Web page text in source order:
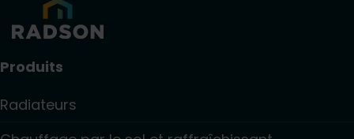
Produits
Radiateurs